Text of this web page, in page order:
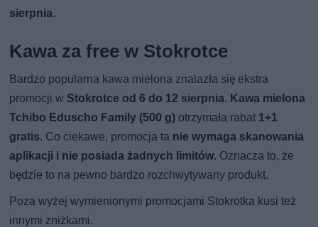
sierpnia.
Kawa za free w Stokrotce
Bardzo popularna kawa mielona znalazła się ekstra
promocji w Stokrotce od 6 do 12 sierpnia. Kawa mielona
Tchibo Eduscho Family (500 g) otrzymała rabat 1+1
gratis. Co ciekawe, promocja ta nie wymaga skanowania
aplikacji i nie posiada żadnych limitów. Oznacza to, że
będzie to na pewno bardzo rozchwytywany produkt.
Poza wyżej wymienionymi promocjami Stokrotka kusi też
innymi zniżkami.